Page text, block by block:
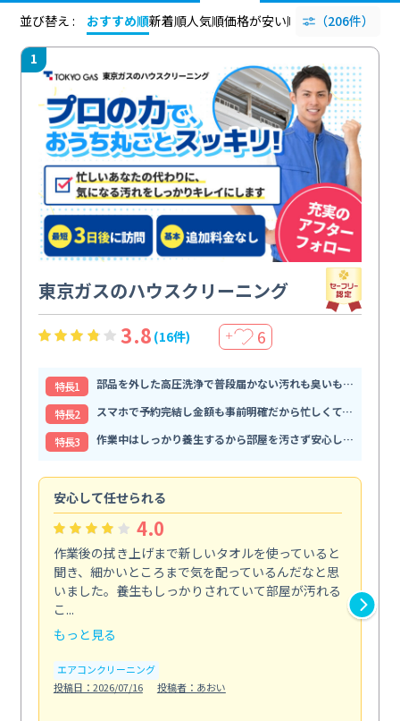
並び替え :
おすすめ順新着順人気順価格が安い順 評価が高い順
（206件）
1
東京ガスのハウスクリーニング
3.8 (16件) ＋ 6
特⻑1
部品を外した高圧洗浄で普段届かない汚れも臭いもすっきり解消
特⻑2
スマホで予約完結し金額も事前明確だから忙しくても頼みやすい
特⻑3
作業中はしっかり養生するから部屋を汚さず安心して任せられる
安心して任せられる
4.0
作業後の拭き上げまで新しいタオルを使っていると
聞き、細かいところまで気を配っているんだなと思
いました。養生もしっかりされていて部屋が汚れる
こ...
もっと見る
エアコンクリーニング
投稿日：2026/07/16
投稿者：あおい